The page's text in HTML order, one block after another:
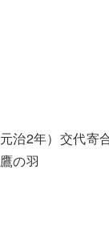
治2年）交代寄
の羽